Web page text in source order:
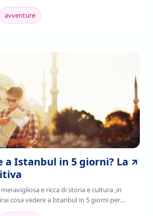
di tante arti e pezzi di storia da aquistare,
sapere i souvenir della Turchia da
avventure
a Istanbul in 5 giorni? La
e ricca di storia e cultura ,in
cosa vedere a Istanbul in 5 giorni per
viaggio indimenticabile. Leggi la guida per